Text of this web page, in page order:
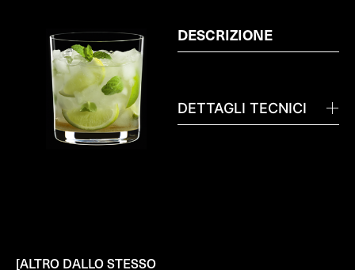
DESCRIZIONE
DETTAGLI TECNICI
[ALTRO DALLO STESSO